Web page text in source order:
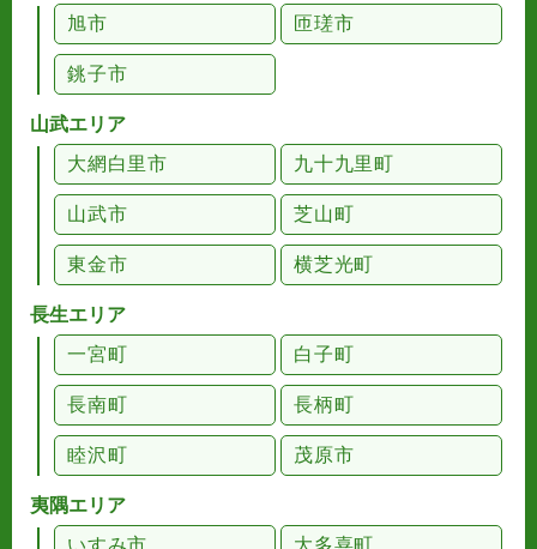
旭市
匝瑳市
銚子市
山武エリア
大網白里市
九十九里町
山武市 芝山町
東金市 横芝光町
長生エリア
一宮町
白子町
長南町 長柄町
睦沢町 茂原市
夷隅エリア
いすみ市
大多喜町